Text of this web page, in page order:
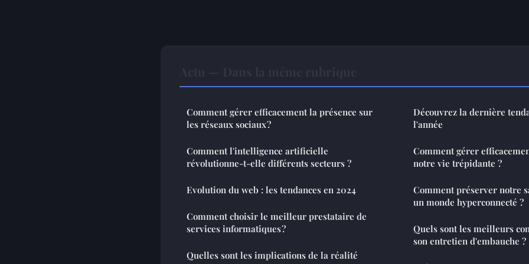
Comment gérer efficacement la présence sur
les réseaux sociaux ?
Comment l'intelligence artificielle
révolutionne-t-elle différents secteurs ?
Evolution du web : les tendances en 2024
Comment choisir le meilleur prestataire de
services informatiques ?
Quelles sont les implications de la réalité
Découvrez la dernière
l'année
Comment gérer
notre vie trépidante ?
Comment préserver notre
un monde hyperconnecté ?
Quels sont les meilleurs
son entretien d'embauche ?